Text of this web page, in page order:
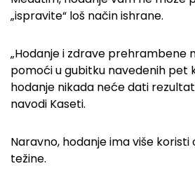
„ispravite“ loš način ishrane.
„Hodanje i zdrave prehrambene
pomoći u gubitku navedenih pet
hodanje nikada neće dati
navodi Kaseti.
Naravno, hodanje ima više
težine.